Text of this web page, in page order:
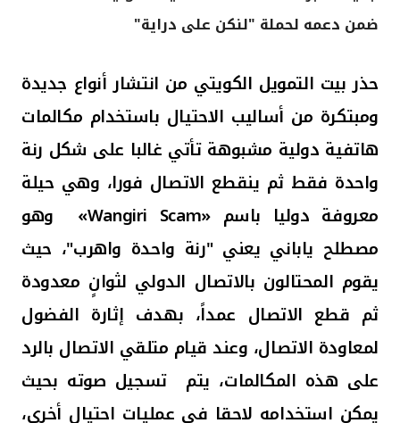
القنوات المصرفية
أدوات وخدمات
خدمات ما بعد البيع
اتصل بنا
مواقع الفروع وأجهزة الصرف الآلي
ماليزيا
تركيا
ضمن دعمه لحملة "لنكن على دراية"
حذر بيت التمويل الكويتي من انتشار أنواع جديدة
ومبتكرة من أساليب الاحتيال باستخدام مكالمات
هاتفية دولية مشبوهة تأتي غالبا على شكل رنة
واحدة فقط ثم ينقطع الاتصال فورا، وهي حيلة
معروفة دوليا باسم «Wangiri Scam»
وهو
مصطلح ياباني يعني "رنة واحدة واهرب"، حيث
يقوم المحتالون بالاتصال الدولي لثوانٍ معدودة
ثم قطع الاتصال عمداً، بهدف إثارة الفضول
لمعاودة الاتصال، وعند قيام متلقي الاتصال بالرد
على هذه المكالمات، يتم تسجيل صوته بحيث
يمكن استخدامه لاحقا في عمليات احتيال أخرى،